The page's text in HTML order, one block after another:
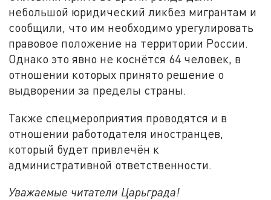
небольшой юридический ликбез мигрантам и
сообщили, что им необходимо урегулировать
правовое положение на территории России.
Однако это явно не коснётся 64 человек, в
отношении которых принято решение о
выдворении за пределы страны.
Также спецмероприятия проводятся и в
отношении работодателя иностранцев,
который будет привлечён к
административной ответственности.
Уважаемые читатели Царьграда!